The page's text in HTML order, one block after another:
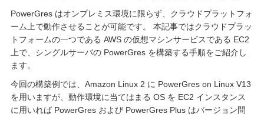
PowerGres はオンプレミス環境に限らず、クラウドプラットフォ
ーム上で動作させることが可能です。 本記事ではクラウドプラッ
トフォームの一つである AWS の仮想マシンサービスである EC2
上で、シングルサーバの PowerGres を構築する手順をご紹介し
ます。
今回の構築例では、Amazon Linux 2 に PowerGres on Linux V13
を用いますが、動作環境に当てはまる OS を EC2 インスタンス
に用いれば PowerGres および PowerGres Plus はバージョン問